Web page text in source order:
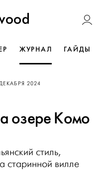
Weddywood
ЖУРНАЛ ГАЙДЫ
2024
озере Комо
стиль,
старинной вилле